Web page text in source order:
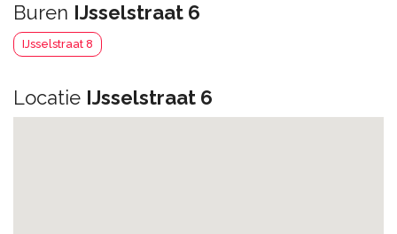
Buren IJsselstraat 6
IJsselstraat 8
Locatie IJsselstraat 6